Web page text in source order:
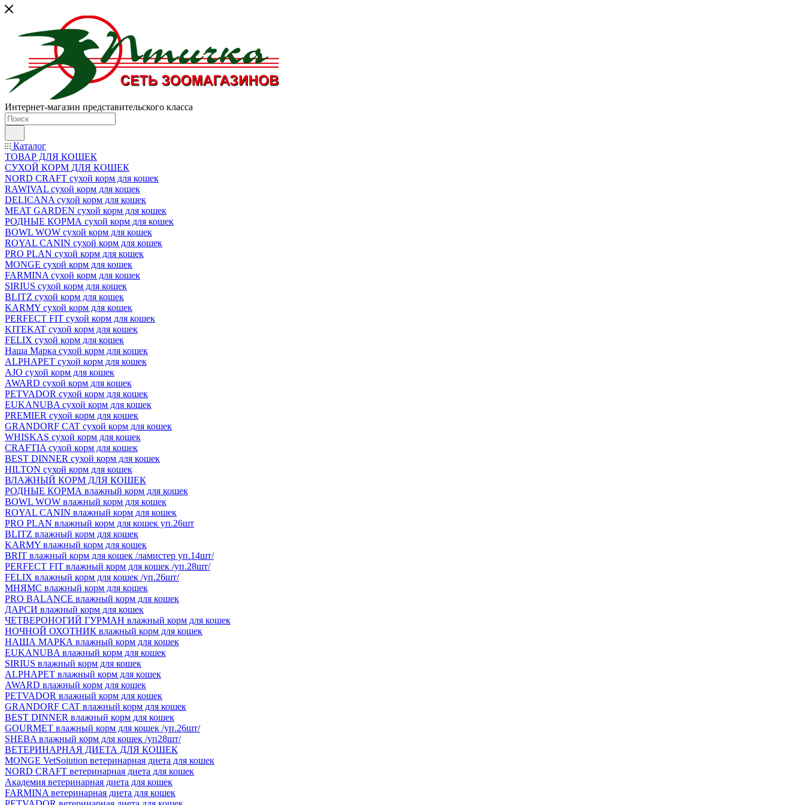
Интернет-магазин представительского класса
Каталог
ТОВАР ДЛЯ КОШЕК
СУХОЙ КОРМ ДЛЯ КОШЕК
NORD CRAFT сухой корм для кошек
RAWIVAL сухой корм для кошек
DELICANA сухой корм для кошек
MEAT GARDEN сухой корм для кошек
РОДНЫЕ КОРМА сухой корм для кошек
BOWL WOW сухой корм для кошек
ROYAL CANIN сухой корм для кошек
PRO PLAN сухой корм для кошек
MONGE сухой корм для кошек
FARMINA сухой корм для кошек
SIRIUS сухой корм для кошек
BLITZ сухой корм для кошек
KARMY сухой корм для кошек
PERFECT FIT сухой корм для кошек
KITEKAT сухой корм для кошек
FELIX сухой корм для кошек
Наша Марка сухой корм для кошек
ALPHAPET сухой корм для кошек
AJO сухой корм для кошек
AWARD сухой корм для кошек
PETVADOR сухой корм для кошек
EUKANUBA сухой корм для кошек
PREMIER сухой корм для кошек
GRANDORF CAT сухой корм для кошек
WHISKAS сухой корм для кошек
CRAFTIA сухой корм для кошек
BEST DINNER сухой корм для кошек
HILTON сухой корм для кошек
ВЛАЖНЫЙ КОРМ ДЛЯ КОШЕК
РОДНЫЕ КОРМА влажный корм для кошек
BOWL WOW влажный корм для кошек
ROYAL CANIN влажный корм для кошек
PRO PLAN влажный корм для кошек уп.26шт
BLITZ влажный корм для кошек
KARMY влажный корм для кошек
BRIT влажный корм для кошек /ламистер уп.14шт/
PERFECT FIT влажный корм для кошек /уп.28шт/
FELIX влажный корм для кошек /уп.26шт/
МНЯМС влажный корм для кошек
PRO BALANCE влажный корм для кошек
ДАРСИ влажный корм для кошек
ЧЕТВЕРОНОГИЙ ГУРМАН влажный корм для кошек
НОЧНОЙ ОХОТНИК влажный корм для кошек
НАША МАРКА влажный корм для кошек
EUKANUBA влажный корм для кошек
SIRIUS влажный корм для кошек
ALPHAPET влажный корм для кошек
AWARD влажный корм для кошек
PETVADOR влажный корм для кошек
GRANDORF CAT влажный корм для кошек
BEST DINNER влажный корм для кошек
GOURMET влажный корм для кошек /уп.26шт/
SHEBA влажный корм для кошек /уп28шт/
ВЕТЕРИНАРНАЯ ДИЕТА ДЛЯ КОШЕК
MONGE VetSoiution ветеринарная диета для кошек
NORD CRAFT ветеринарная диета для кошек
Академия ветеринарная диета для кошек
FARMINA ветеринарная диета для кошек